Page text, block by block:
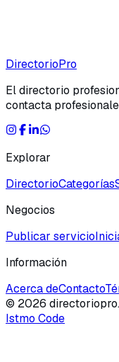
DirectorioPro
El directorio
contacta
Explorar
DirectorioCategorías
Negocios
Publicar servicio
Información
Acerca deContacto
© 2026
Istmo Code